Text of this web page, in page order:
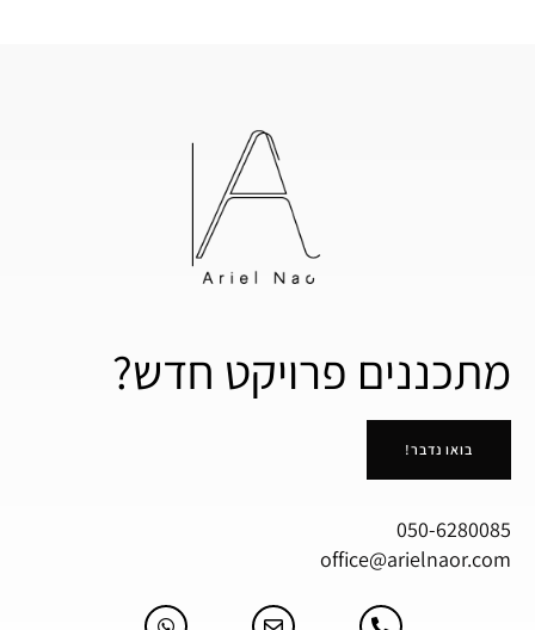
מתכננים פרויקט חדש?
בואו נדבר!
050-6280085
office@arielnaor.com